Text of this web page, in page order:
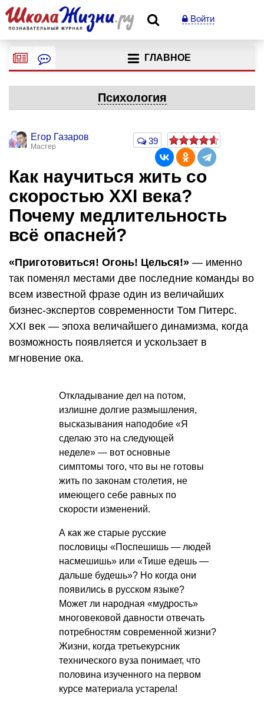
Войти
ГЛАВНОЕ
Психология
Егор Газаров
Мастер
39
Как научиться жить со
скоростью XXI века?
Почему медлительность
всё опасней?
«Приготовиться! Огонь! Целься!» — именно
так поменял местами две последние команды во
всем известной фразе один из величайших
бизнес-экспертов современности Том Питерс.
XXI век — эпоха величайшего динамизма, когда
возможность появляется и ускользает в
мгновение ока.
Откладывание дел на потом,
излишне долгие размышления,
высказывания наподобие «Я
сделаю это на следующей
неделе» — вот основные
симптомы того, что вы не готовы
жить по законам столетия, не
имеющего себе равных по
скорости изменений.
А как же старые русские
пословицы «Поспешишь — людей
насмешишь» или «Тише едешь —
дальше будешь»? Но когда они
появились в русском языке?
Может ли народная «мудрость»
многовековой давности отвечать
потребностям современной жизни?
Жизни, когда третьекурсник
технического вуза понимает, что
половина изученного на первом
курсе материала устарела!